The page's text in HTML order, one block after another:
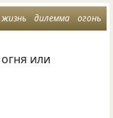
жизнь дилемма огонь
или